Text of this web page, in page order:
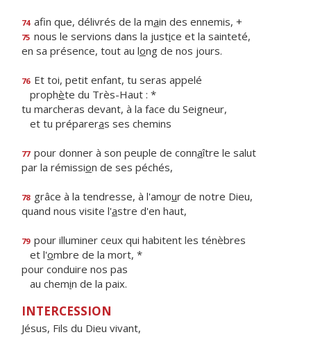
74 afin que, délivrés de la main des ennemis, +
75 nous le servions dans la justice et la sainteté,
en sa présence, tout au long de nos jours.
76 Et toi, petit enfant, tu seras appelé
prophète du Très-Haut : *
tu marcheras devant, à la face du Seigneur,
et tu prépareras ses chemins
77 pour donner à son peuple de connaître le salut
par la rémission de ses péchés,
78 grâce à la tendresse, à l'amour de notre Dieu,
quand nous visite l'astre d'en haut,
79 pour illuminer ceux qui habitent les ténèbres
et l'ombre de la mort, *
pour conduire nos pas
au chemin de la paix.
INTERCESSION
Jésus, Fils du Dieu vivant,